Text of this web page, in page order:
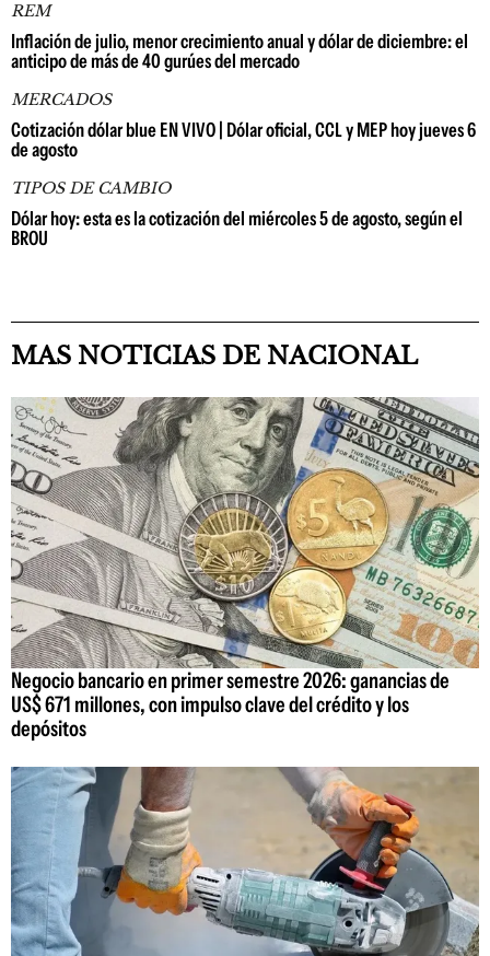
REM
Inflación de julio, menor crecimiento anual y dólar de diciembre: el
anticipo de más de 40 gurúes del mercado
MERCADOS
Cotización dólar blue EN VIVO | Dólar oficial, CCL y MEP hoy jueves 6
de agosto
TIPOS DE CAMBIO
Dólar hoy: esta es la cotización del miércoles 5 de agosto, según el
BROU
MAS NOTICIAS DE NACIONAL
Negocio bancario en primer semestre 2026: ganancias de
US$ 671 millones, con impulso clave del crédito y los
depósitos